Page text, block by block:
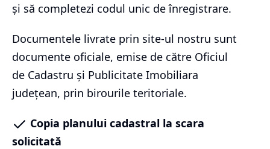
și să completezi codul unic de înregistrare.
Documentele livrate prin site-ul nostru sunt
documente oficiale, emise de către Oficiul
de Cadastru și Publicitate Imobiliara
județean, prin birourile teritoriale.
Copia planului cadastral la scara
solicitată